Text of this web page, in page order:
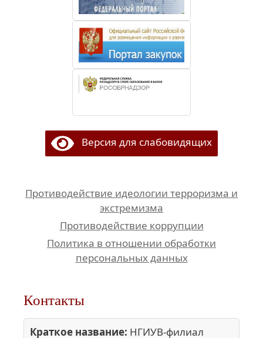
Версия для слабовидящих
Противодействие идеологии терроризма и
экстремизма
Противодействие коррупции
Политика в отношении обработки
персональных данных
Контакты
Краткое название: НГИУВ-филиал